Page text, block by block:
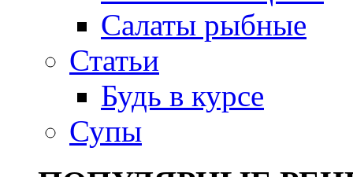
Салаты рыбные
Статьи
Будь в курсе
Супы